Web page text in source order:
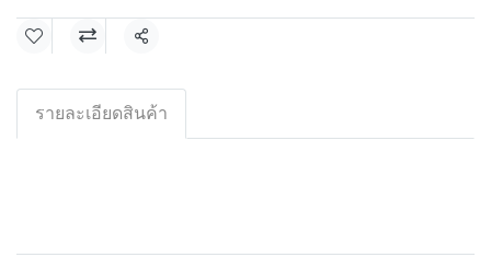
แชร์
รายละเอียดสินค้า